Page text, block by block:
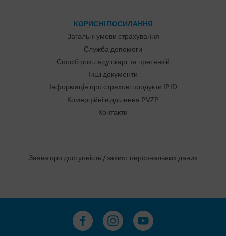
КОРИСНІ ПОСИЛАННЯ
Загальні умови страхування
Служба допомоги
Спосіб розгляду скарг та претензій
Інші документи
Інформація про страхові продукти IPID
Комерційні відділення PVZP
Контакти
Заява про доступність / захист персональних даних